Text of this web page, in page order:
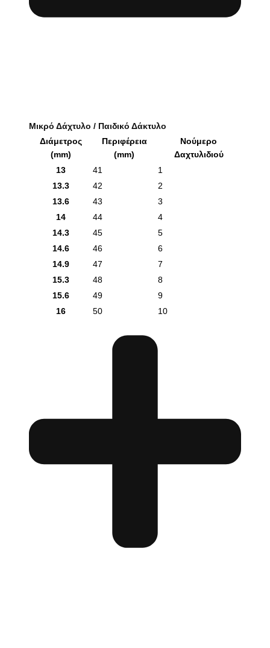
Μικρό Δάχτυλο / Παιδικό Δάκτυλο
Διάμετρος
(mm)
Περιφέρεια
(mm)
Νούμερο
Δαχτυλιδιού
13
41
1
13.3
42
2
13.6
43
3
14
44
4
14.3
45
5
14.6
46
6
14.9
47
7
15.3
48
8
15.6
49
9
16
50 10